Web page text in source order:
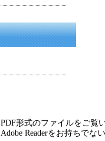
PDF形式のファイルをご覧
Adobe Readerをお持ちでな